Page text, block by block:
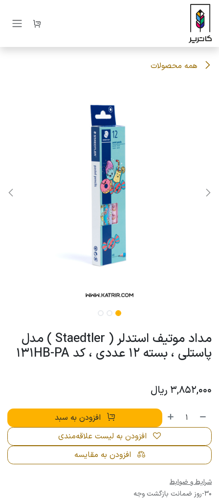
صرف نظر و مشاهده محتوا
همه محصولات
مداد موتیف استدلر ( Staedtler ) مدل
پاستلی ، بسته 12 عددی ، کد 131HB-PA
3,852,000 ریال
افزودن به سبد
افزودن به مقایسه
افزودن به لیست علاقه‌مندی
شرایط و ضوابط
30-روز ضمانت بازگشت وجه